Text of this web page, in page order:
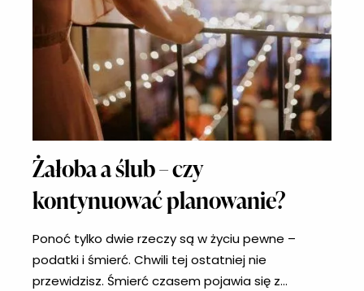
Żałoba a ślub – czy
kontynuować planowanie?
Ponoć tylko dwie rzeczy są w życiu pewne –
podatki i śmierć. Chwili tej ostatniej nie
przewidzisz. Śmierć czasem pojawia się z